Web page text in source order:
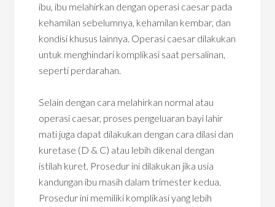
ibu, ibu melahirkan dengan operasi caesar pada
kehamilan sebelumnya, kehamilan kembar, dan
kondisi khusus lainnya. Operasi caesar dilakukan
untuk menghindari komplikasi saat persalinan,
seperti perdarahan.
Selain dengan cara melahirkan normal atau
operasi caesar, proses pengeluaran bayi lahir
mati juga dapat dilakukan dengan cara dilasi dan
kuretase (D & C) atau lebih dikenal dengan
istilah kuret. Prosedur ini dilakukan jika usia
kandungan ibu masih dalam trimester kedua.
Prosedur ini memiliki komplikasi yang lebih